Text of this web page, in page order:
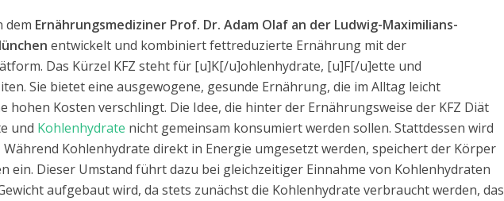
dem Ernährungsmediziner Prof. Dr. Adam Olaf an der Ludwig-Maximilians-
entwickelt und kombiniert fettreduzierte Ernährung mit der
Das Kürzel KFZ steht für [u]K[/u]ohlenhydrate, [u]F[/u]ette und
Sie bietet eine ausgewogene, gesunde Ernährung, die im Alltag leicht
hohen Kosten verschlingt. Die Idee, die hinter der Ernährungsweise der KFZ Diät
und Kohlenhydrate nicht gemeinsam konsumiert werden sollen. Stattdessen wird
Während Kohlenhydrate direkt in Energie umgesetzt werden, speichert der Körper
ein. Dieser Umstand führt dazu bei gleichzeitiger Einnahme von Kohlenhydraten
aufgebaut wird, da stets zunächst die Kohlenhydrate verbraucht werden, das